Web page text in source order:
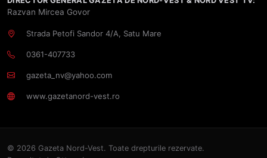
Razvan Mircea Govor
Strada Petofi Sandor 4/A, Satu Mare
0361-407733
gazeta_nv@yahoo.com
www.gazetanord-vest.ro
© 2026 Gazeta Nord-Vest. Toate drepturile rezervate.